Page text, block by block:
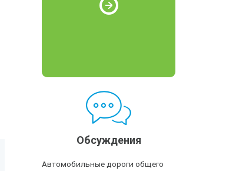
Обсуждения
Автомобильные дороги общего